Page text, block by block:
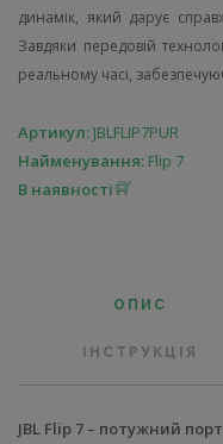
динамік, який дарує
Завдяки передовій
реальному часі,
Артикул: JBLFLIP7PUR
Найменування: Flip 7
В наявності
ОПИС
ІНСТРУКЦІЯ
JBL Flip 7 – потужний